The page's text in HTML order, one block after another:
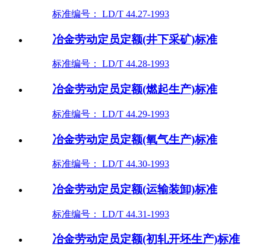
标准编号： LD/T 44.27-1993
冶金劳动定员定额(井下采矿)标准
标准编号： LD/T 44.28-1993
冶金劳动定员定额(燃起生产)标准
标准编号： LD/T 44.29-1993
冶金劳动定员定额(氧气生产)标准
标准编号： LD/T 44.30-1993
冶金劳动定员定额(运输装卸)标准
标准编号： LD/T 44.31-1993
冶金劳动定员定额(初轧开坯生产)标准